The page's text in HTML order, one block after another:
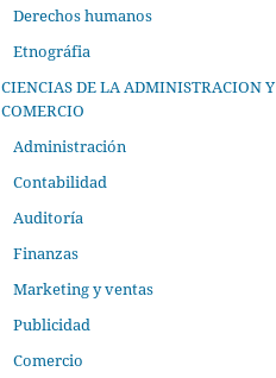
Derechos humanos
Etnográfia
CIENCIAS DE LA ADMINISTRACION Y
COMERCIO
Administración
Contabilidad
Auditoría
Finanzas
Marketing y ventas
Publicidad
Comercio